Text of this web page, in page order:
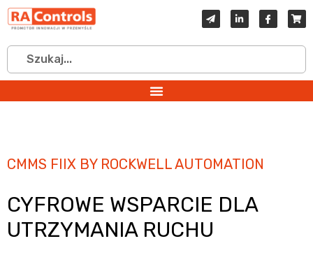
CMMS FIIX BY ROCKWELL AUTOMATION
CYFROWE WSPARCIE DLA
UTRZYMANIA RUCHU